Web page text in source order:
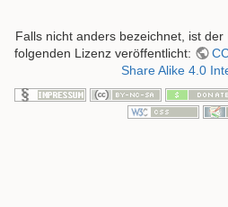
Falls nicht anders bezeichnet, ist
folgenden Lizenz veröffentlicht:
Share Alike 4.0